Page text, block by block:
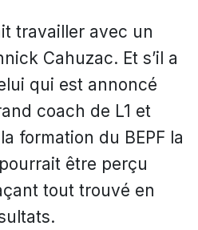
travailler avec un
Cahuzac. Et s’il a
qui est annoncé
coach de L1 et
formation du BEPF la
être perçu
tout trouvé en